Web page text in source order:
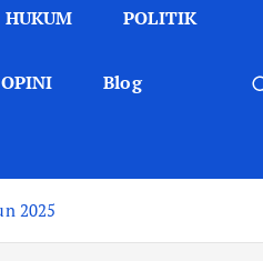
HUKUM POLITIK
OPINI Blog
2025